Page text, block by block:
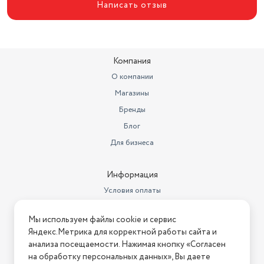
Написать отзыв
Компания
О компании
Магазины
Бренды
Блог
Для бизнеса
Информация
Условия оплаты
Условия возврата
Нашли ошибку на сайте? Напишите нам
Мы используем файлы cookie и сервис
Яндекс.Метрика для корректной работы сайта и
анализа посещаемости. Нажимая кнопку «Согласен
на обработку персональных данных», Вы даете